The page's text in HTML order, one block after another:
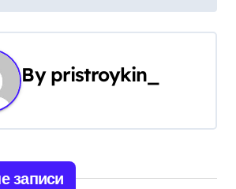
By pristroykin_
записи